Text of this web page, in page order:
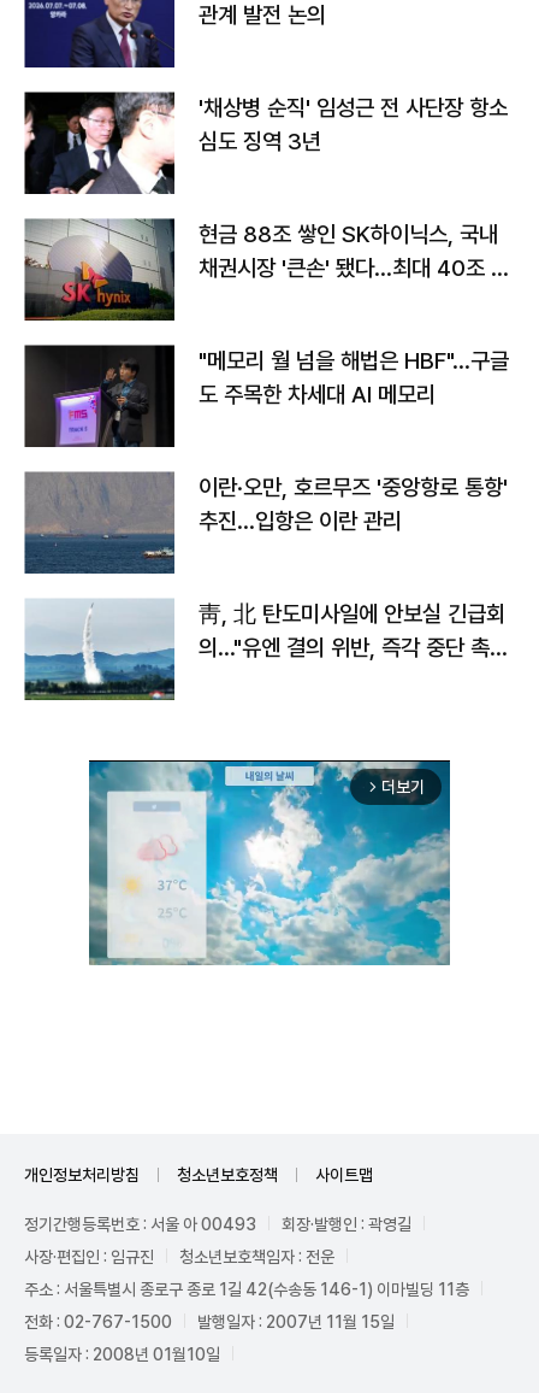
관계 발전 논의
'채상병 순직' 임성근 전 사단장 항소
심도 징역 3년
현금 88조 쌓인 SK하이닉스, 국내
채권시장 '큰손' 됐다…최대 40조 투
"메모리 월 넘을 해법은 HBF"…구글
도 주목한 차세대 AI 메모리
이란·오만, 호르무즈 '중앙항로 통항'
추진…입항은 이란 관리
靑, 北 탄도미사일에 안보실 긴급회
의…"유엔 결의 위반, 즉각 중단 촉
arrow_forward_ios 더보기
개인정보처리방침 청소년보호정책 사이트맵
정기간행등록번호 : 서울 아 00493
회장·발행인 : 곽영길
사장·편집인 : 임규진
청소년보호책임자 : 전운
주소 : 서울특별시 종로구 종로 1길 42(수송동 146-1) 이마빌딩 11층
전화 : 02-767-1500
발행일자 : 2007년 11월 15일
등록일자 : 2008년 01월10일